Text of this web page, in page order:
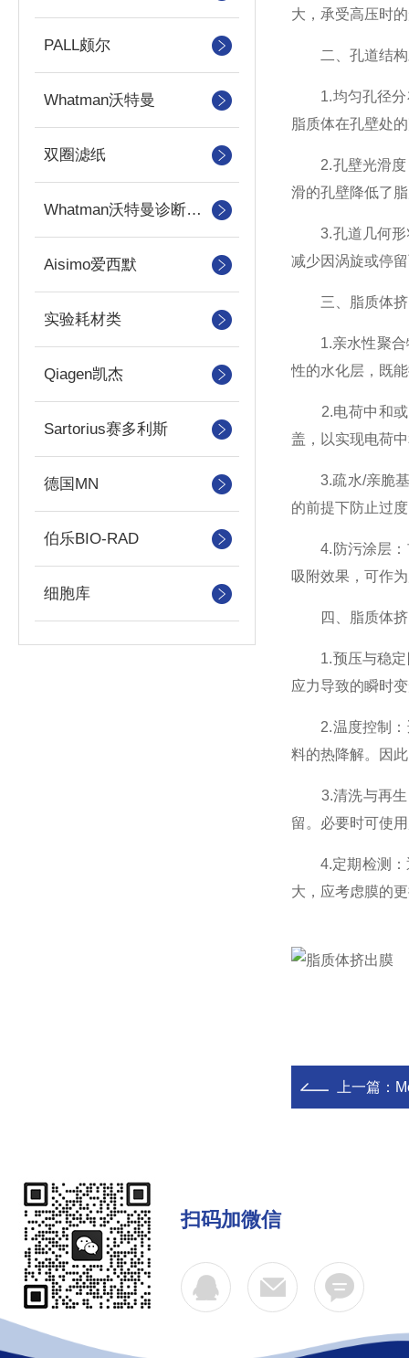
PALL颇尔
Whatman沃特曼
双圈滤纸
Whatman沃特曼诊断产品
Aisimo爱西默
实验耗材类
Qiagen凯杰
Sartorius赛多利斯
德国MN
伯乐BIO-RAD
细胞库
大，承受高压时
二、孔道结构
1.均匀孔径分布
脂质体在孔壁处
2.孔壁光滑度：
滑的孔壁降低了
3.孔道几何形状
减少因涡旋或停
三、脂质体挤
1.亲水性聚合物
性的水化层，既
2.电荷中和或
盖，以实现电荷
3.疏水/亲脆基
的前提下防止过
4.防污涂层：市
吸附效果，可作
四、脂质体挤
1.预压与稳定阶
应力导致的瞬时
2.温度控制：适
料的热降解。因
3.清洗与再生：
留。必要时可使
4.定期检测：通
大，应考虑膜的
上一篇：
扫码加微信